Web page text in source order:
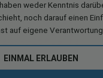
weder Kenntnis
noch darauf einen
auf eigene
EINMAL ERLAUBEN